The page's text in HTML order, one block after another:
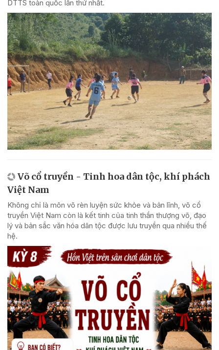
DTTS toàn quốc lần thứ nhất.
Võ cổ truyền - Tinh hoa dân tộc, khí phách
Việt Nam
Không chỉ là môn võ rèn luyện sức khỏe và bản lĩnh, võ cổ
truyền Việt Nam còn là kết tinh của tinh thần thượng võ, đạo
lý và bản sắc văn hóa dân tộc được lưu truyền qua nhiều thế
hệ.